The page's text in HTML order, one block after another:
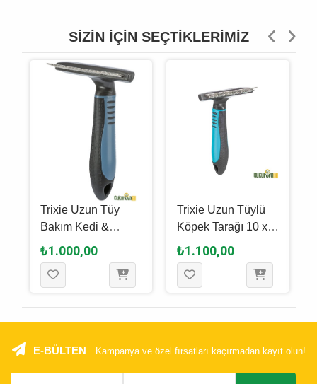
SIZIN İÇIN SEÇTIKLERIMIZ
Trixie Uzun Tüy
Bakım Kedi &
Köpek Tarağı 10 x
15 Cm
₺1.000,00
Trixie Uzun Tüylü
Köpek Tarağı 10 x
15 Cm
₺1.100,00
E-BÜLTEN Kampanya ve özel fırsatları kaçırmadan kayıt olun!